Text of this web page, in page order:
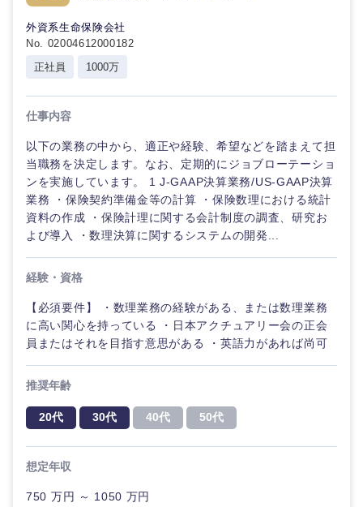
愛知県
外資系生命保険会社
No. 02004612000182
正社員
1000万
仕事内容
以下の業務の中から、適正や経験、希望などを踏まえて担
当職務を決定します。なお、定期的にジョブローテーショ
ンを実施しています。 1 J-GAAP決算業務/US-GAAP決算
業務 ・保険契約準備金等の計算 ・保険数理における統計
資料の作成 ・保険計理に関する会計制度の調査、研究お
よび導入 ・数理決算に関するシステムの開発...
経験・資格
【必須要件】 ・数理業務の経験がある、または数理業務
に高い関心を持っている ・日本アクチュアリー会の正会
員またはそれを目指す意思がある ・英語力があれば尚可
推奨年齢
20代 30代 40代 50代
想定年収
750 万円 ～ 1050 万円